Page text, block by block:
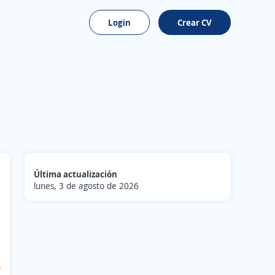
Login Crear CV
Última actualización
lunes, 3 de agosto de 2026